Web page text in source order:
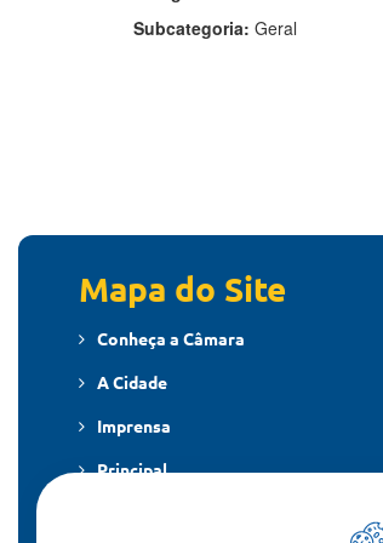
Subcategoria: Geral
Mapa do Site
Conheça a Câmara
A Cidade
Imprensa
Principal